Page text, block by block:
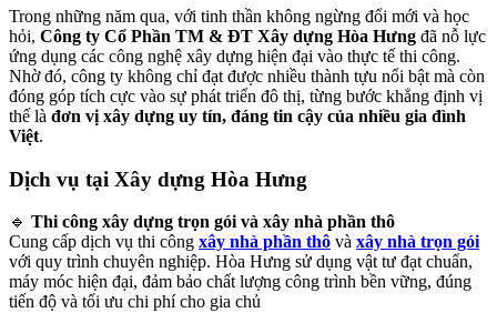
Trong những năm qua, với tinh thần không ngừng đổi mới và học
hỏi, Công ty Cổ Phần TM & ĐT Xây dựng Hòa Hưng đã nỗ lực
ứng dụng các công nghệ xây dựng hiện đại vào thực tế thi công.
Nhờ đó, công ty không chỉ đạt được nhiều thành tựu nổi bật mà còn
đóng góp tích cực vào sự phát triển đô thị, từng bước khẳng định vị
thế là đơn vị xây dựng uy tín, đáng tin cậy của nhiều gia đình
Việt.
Dịch vụ tại Xây dựng Hòa Hưng
🔹 Thi công xây dựng trọn gói và xây nhà phần thô
Cung cấp dịch vụ thi công xây nhà phần thô và xây nhà trọn gói
với quy trình chuyên nghiệp. Hòa Hưng sử dụng vật tư đạt chuẩn,
máy móc hiện đại, đảm bảo chất lượng công trình bền vững, đúng
tiến độ và tối ưu chi phí cho gia chủ